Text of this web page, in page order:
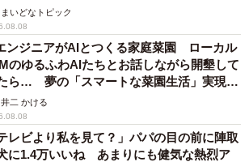
信費 －75000円（固定費）
30000円
円
ることはできません。ただし、会社が
て替え、後から本人へ請求することも
民税は、お住まいの市区町村の税務課
まいどなトピック
ンジニアがAIとつくる家庭菜園 ローカル
のゆるふわAIたちとお話しながら開墾して
ら… 夢の「スマートな菜園生活」実現な
井二 かける
テレビより私を見て？」パパの目の前に陣取
に1.4万いいね あまりにも健気な熱烈ア